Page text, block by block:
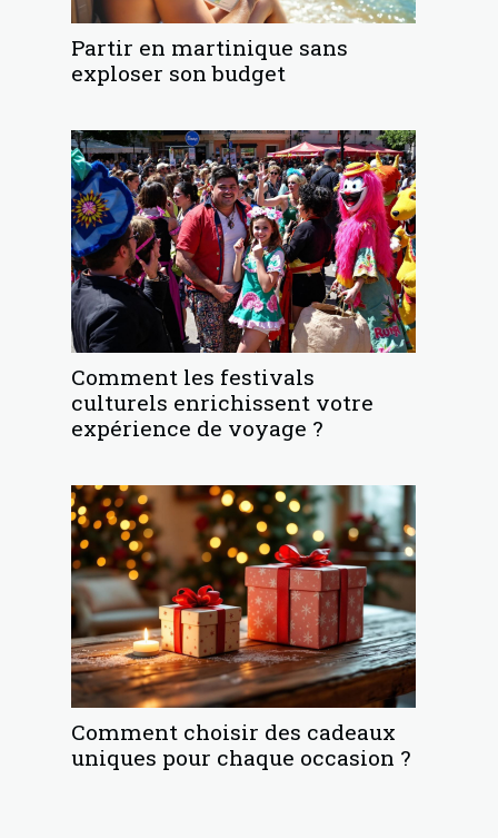
Partir en martinique sans
exploser son budget
Comment les festivals
culturels enrichissent votre
expérience de voyage ?
Comment choisir des cadeaux
uniques pour chaque occasion ?